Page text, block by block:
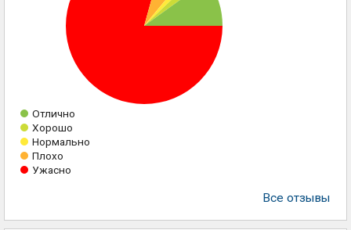
Отлично
Хорошо
Нормально
Плохо
Ужасно
Все отзывы